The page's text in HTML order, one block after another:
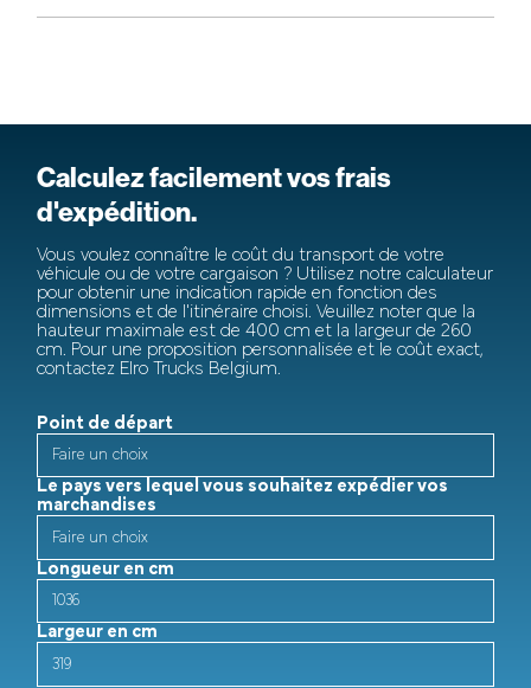
Calculez facilement vos frais
d'expédition.
Vous voulez connaître le coût du transport de votre
véhicule ou de votre cargaison ? Utilisez notre calculateur
pour obtenir une indication rapide en fonction des
dimensions et de l'itinéraire choisi. Veuillez noter que la
hauteur maximale est de 400 cm et la largeur de 260
cm. Pour une proposition personnalisée et le coût exact,
contactez Elro Trucks Belgium.
Point de départ
Le pays vers lequel vous souhaitez expédier vos
marchandises
Longueur en cm
Largeur en cm